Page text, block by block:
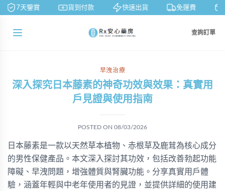
7天鑒賞 貨到付款 快速出貨 免運費
查詢訂單
早洩治療
深入探究日本藤素的神奇功效與效果：真實用
戶見證與使用指南
POSTED ON 08/03/2026
日本藤素是一款以天然草本植物、赤根草及鹿茸為核心成分
的男性保健產品。本文深入探討其功效，包括改善勃起功能
障礙、早洩問題，增強體質與腎臟功能。分享真實用戶體
驗，涵蓋年輕與中老年使用者的見證，並提供詳細的使用建